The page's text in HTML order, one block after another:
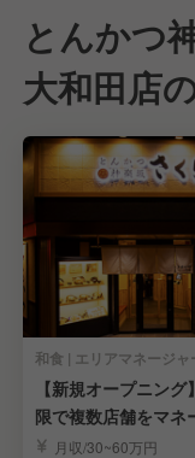
とんかつ
大和田店
和食 | エリアマネージャ
【新規オープニン
限で複数店舗をマネ
してみませんか？
月収/30~60万円